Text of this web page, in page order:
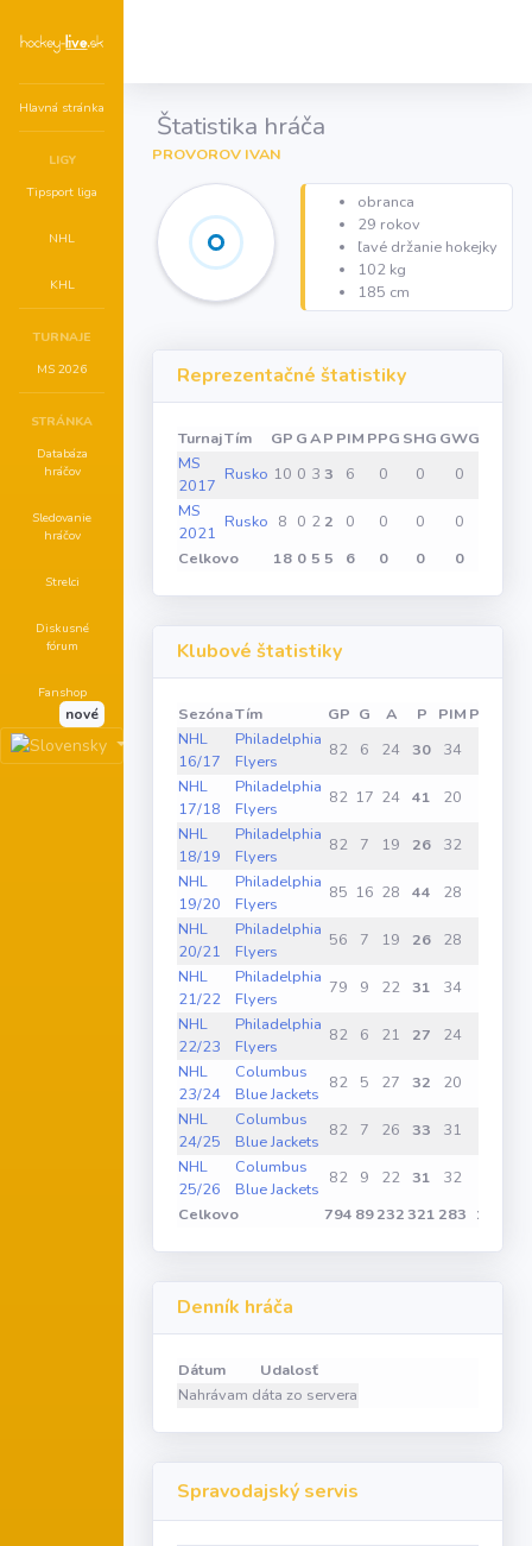
Hlavná stránka
LIGY
Tipsport liga
NHL
KHL
TURNAJE
MS 2026
STRÁNKA
Databáza
hráčov
Sledovanie
hráčov
Strelci
Diskusné
fórum
Fanshop
nové
Štatistika hráča
PROVOROV IVAN
obranca
29 rokov
ľavé držanie hokejky
102 kg
185 cm
Reprezentačné štatistiky
TurnajTím GP GAP PIM PPG SHG GWG
MS
2017
Rusko 10 0 3 3 6 0 0
0
MS
2021
Rusko 8 0 2 2 0 0 0
0
Celkovo
18 0 5 5 6 0 0 0
Klubové štatistiky
SezónaTím GP G A P PIM PPG
NHL
16/17
Philadelphia
Flyers
82 6 24 30 34
NHL
17/18
Philadelphia
Flyers
82 17 24 41 20
NHL
18/19
Philadelphia
Flyers
82 7 19 26 32
NHL
19/20
Philadelphia
Flyers
85 16 28 44 28
NHL
20/21
Philadelphia
Flyers
56 7 19 26 28
NHL
21/22
Philadelphia
Flyers
79 9 22 31 34
NHL
22/23
Philadelphia
Flyers
82 6 21 27 24
NHL
23/24
Columbus
Blue Jackets
82 5 27 32 20
NHL
24/25
Columbus
Blue Jackets
82 7 26 33 31
NHL
25/26
Columbus
Blue Jackets
82 9 22 31 32
Celkovo
794 89232321 283 12
Denník hráča
Dátum
Udalosť
Nahrávam dáta zo servera
Spravodajský servis